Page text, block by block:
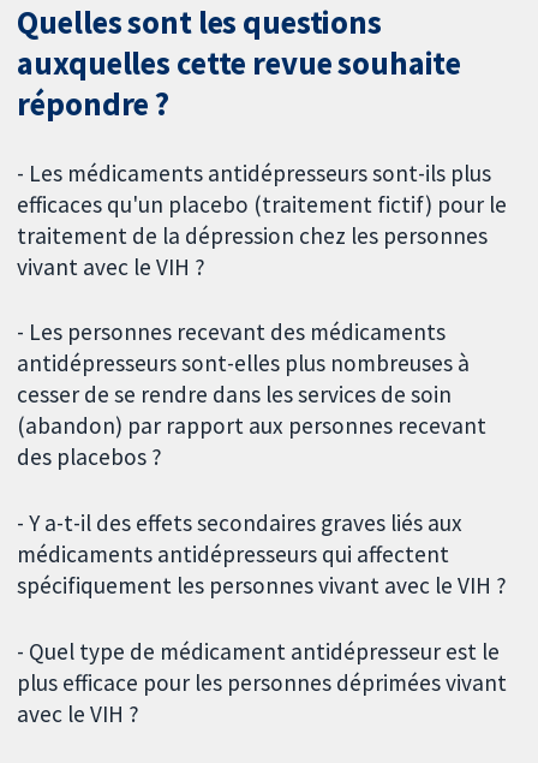
Quelles sont les questions
auxquelles cette revue souhaite
répondre ?
- Les médicaments antidépresseurs sont-ils plus
efficaces qu'un placebo (traitement fictif) pour le
traitement de la dépression chez les personnes
vivant avec le VIH ?
- Les personnes recevant des médicaments
antidépresseurs sont-elles plus nombreuses à
cesser de se rendre dans les services de soin
(abandon) par rapport aux personnes recevant
des placebos ?
- Y a-t-il des effets secondaires graves liés aux
médicaments antidépresseurs qui affectent
spécifiquement les personnes vivant avec le VIH ?
- Quel type de médicament antidépresseur est le
plus efficace pour les personnes déprimées vivant
avec le VIH ?